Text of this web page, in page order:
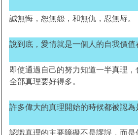
誠無悔，恕無怨，和無仇，忍無辱。
說到底，愛情就是一個人的自我價值
即使通過自己的努力知道一半真理
全部真理要好得多。
許多偉大的真理開始的時候都被認為
認識真理的主要障礙不是謬誤，而是